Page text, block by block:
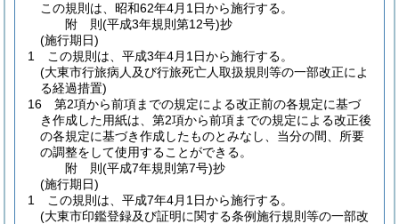
この規則は、昭和62年4月1日から施行する。
附 則(平成3年規則第12号)抄
(施行期日)
1
この規則は、平成3年4月1日から施行する。
(大東市行旅病人及び行旅死亡人取扱規則等の一部改正によ
る経過措置)
16
第2項から前項までの規定による改正前の各規定に基づ
き作成した用紙は、第2項から前項までの規定による改正後
の各規定に基づき作成したものとみなし、当分の間、所要
の調整をして使用することができる。
附 則(平成7年規則第7号)抄
(施行期日)
1
この規則は、平成7年4月1日から施行する。
(大東市印鑑登録及び証明に関する条例施行規則等の一部改